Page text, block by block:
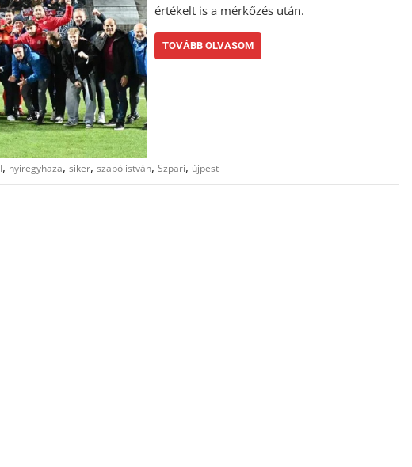
értékelt is a mérkőzés után.
TOVÁBB OLVASOM
, nyiregyhaza, siker, szabó istván, Szpari, újpest